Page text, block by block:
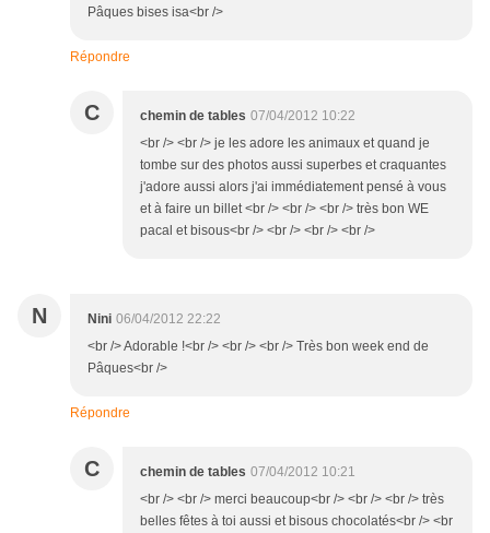
Pâques bises isa<br />
Répondre
C chemin de tables 07/04/2012 10:22
<br /> <br /> je les adore les animaux et quand je
tombe sur des photos aussi superbes et craquantes
j'adore aussi alors j'ai immédiatement pensé à vous
et à faire un billet <br /> <br /> <br /> très bon WE
pacal et bisous<br /> <br /> <br /> <br />
N Nini 06/04/2012 22:22
<br /> Adorable !<br /> <br /> <br /> Très bon week end de
Pâques<br />
Répondre
C chemin de tables 07/04/2012 10:21
<br /> <br /> merci beaucoup<br /> <br /> <br /> très
belles fêtes à toi aussi et bisous chocolatés<br /> <br